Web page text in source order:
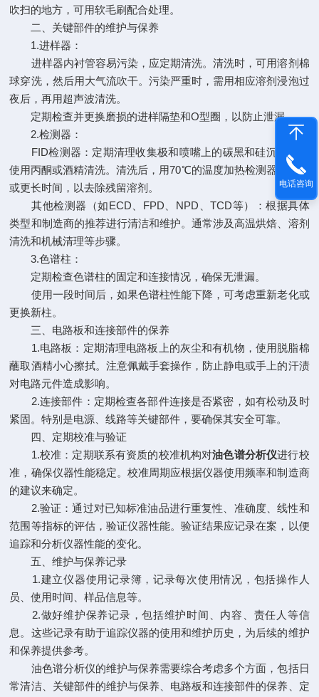
吹扫的地方，可用软毛刷配合处理。
二、关键部件的维护与保养
1.进样器：
进样器内衬管容易污染，应定期清洗。清洗时，可用溶剂棉
球穿洗，然后用大气流吹干。污染严重时，需用相应溶剂浸泡过
夜后，再用超声波清洗。
定期检查并更换磨损的进样隔垫和O型圈，以防止泄漏。
2.检测器：
FID检测器：定期清理收集极和喷嘴上的碳黑和硅沉淀，可
使用丙酮或酒精清洗。清洗后，用70℃的温度加热检测器90分钟
或更长时间，以去除残留溶剂。
其他检测器（如ECD、FPD、NPD、TCD等）：根据具体
类型和制造商的推荐进行清洁和维护。通常涉及高温烘焙、溶剂
清洗和机械清理等步骤。
3.色谱柱：
定期检查色谱柱的固定和连接情况，确保无泄漏。
使用一段时间后，如果色谱柱性能下降，可考虑重新老化或
更换新柱。
三、电路板和连接部件的保养
1.电路板：定期清理电路板上的灰尘和有机物，使用脱脂棉
蘸取酒精小心擦拭。注意佩戴手套操作，防止静电或手上的汗渍
对电路元件造成影响。
2.连接部件：定期检查各部件连接是否紧密，如有松动及时
紧固。特别是电源、线路等关键部件，要确保其安全可靠。
四、定期校准与验证
1.校准：定期联系有资质的校准机构对油色谱分析仪进行校
准，确保仪器性能稳定。校准周期应根据仪器使用频率和制造商
的建议来确定。
2.验证：通过对已知标准油品进行重复性、准确度、线性和
范围等指标的评估，验证仪器性能。验证结果应记录在案，以便
追踪和分析仪器性能的变化。
五、维护与保养记录
1.建立仪器使用记录簿，记录每次使用情况，包括操作人
员、使用时间、样品信息等。
2.做好维护保养记录，包括维护时间、内容、责任人等信
息。这些记录有助于追踪仪器的使用和维护历史，为后续的维护
和保养提供参考。
油色谱分析仪的维护与保养需要综合考虑多个方面，包括日
常清洁、关键部件的维护与保养、电路板和连接部件的保养、定
电话咨询